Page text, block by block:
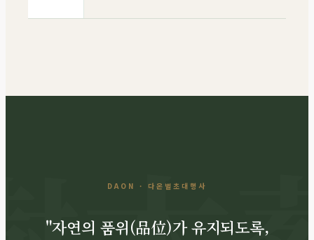
DAON · 다온벌초대행사
"자연의 품위(品位)가 유지되도록,